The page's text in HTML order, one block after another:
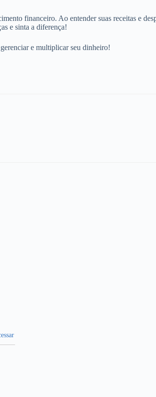
financeiro. Ao entender suas receitas e
e sinta a diferença!
e multiplicar seu dinheiro!